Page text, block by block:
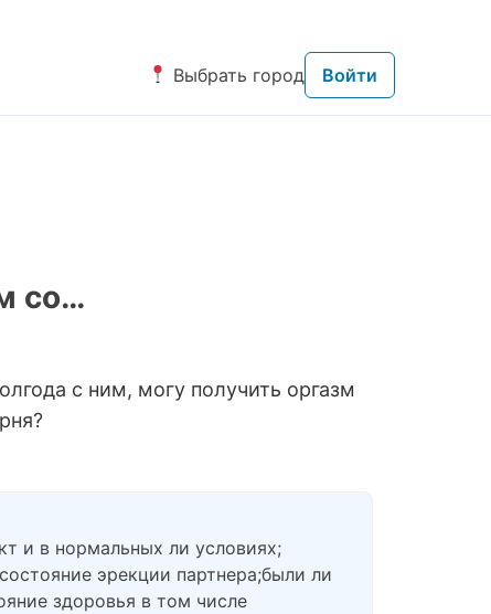
Выбрать город Войти
со…
с ним, могу получить оргазм
и в нормальных ли условиях;
эрекции партнера;были ли
здоровья в том числе